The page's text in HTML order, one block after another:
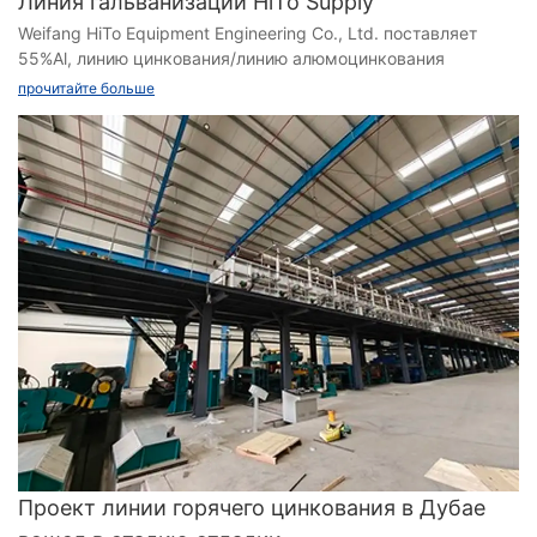
Weifang HiTo Equipment Engineering Co., Ltd. поставляет
55%Al, линию цинкования/линию алюмоцинкования
прочитайте больше
Проект линии горячего цинкования в Дубае